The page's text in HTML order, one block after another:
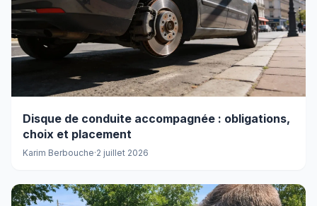
Disque de conduite accompagnée : obligations,
choix et placement
Karim Berbouche·2 juillet 2026